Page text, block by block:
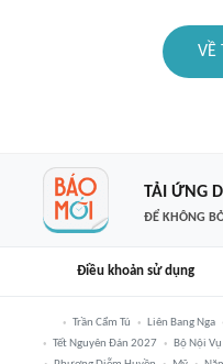
VỀ
TẢI ỨNG
ĐỂ KHÔNG
Điều khoản sử dụng
Trần Cẩm Tú Liên Bang Nga
Tết Nguyên Đán 2027
Bộ Nội Vụ